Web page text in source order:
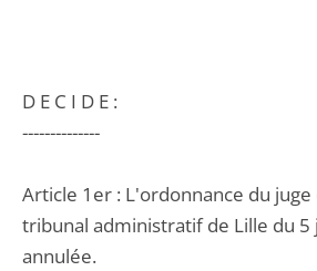
D E C I D E :
--------------
Article 1er : L'ordonnance du
tribunal administratif de Lille du
annulée.